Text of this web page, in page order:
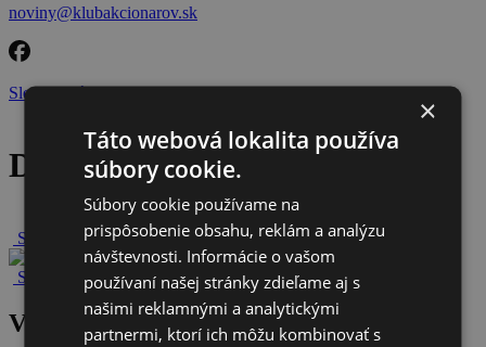
noviny@klubakcionarov.sk
Sledujte nás na facebooku
Detail článku
Späť na novinky
Späť na všetky novinky
Valné zhromaždenie VVS sa blíži
×
Táto webová lokalita používa
súbory cookie.
Súbory cookie používame na
prispôsobenie obsahu, reklám a analýzu
návštevnosti. Informácie o vašom
používaní našej stránky zdieľame aj s
našimi reklamnými a analytickými
partnermi, ktorí ich môžu kombinovať s